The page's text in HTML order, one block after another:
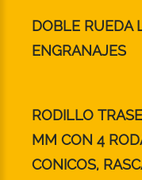
DOBLE RUEDA
ENGRANAJES
RODILLO
MM CON 4
CONICOS,